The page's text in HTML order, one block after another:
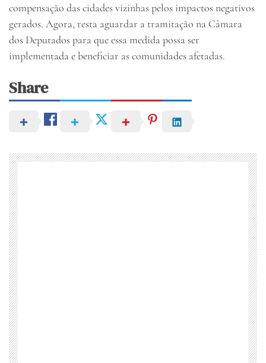
compensação das cidades vizinhas pelos impactos negativos
gerados. Agora, resta aguardar a tramitação na Câmara
dos Deputados para que essa medida possa ser
implementada e beneficiar as comunidades afetadas.
Share